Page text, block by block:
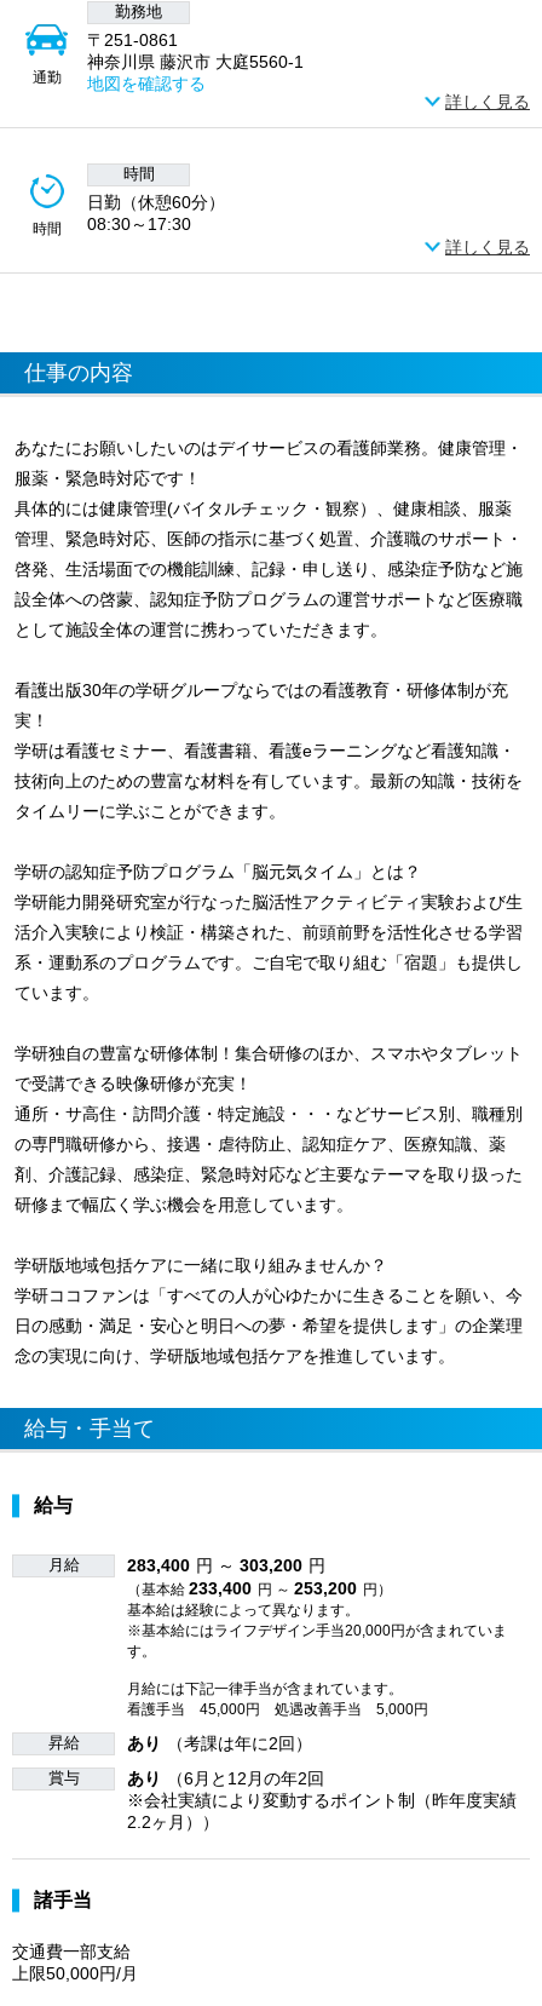
通勤
勤務地
〒251-0861
神奈川県 藤沢市 大庭5560-1
地図を確認する
詳しく見る
時間
時間
日勤（休憩60分）
08:30～17:30
詳しく見る
仕事の内容
あなたにお願いしたいのはデイサービスの看護師業務。健康管理・
服薬・緊急時対応です！
具体的には健康管理(バイタルチェック・観察）、健康相談、服薬
管理、緊急時対応、医師の指示に基づく処置、介護職のサポート・
啓発、生活場面での機能訓練、記録・申し送り、感染症予防など施
設全体への啓蒙、認知症予防プログラムの運営サポートなど医療職
として施設全体の運営に携わっていただきます。
看護出版30年の学研グループならではの看護教育・研修体制が充
実！
学研は看護セミナー、看護書籍、看護eラーニングなど看護知識・
技術向上のための豊富な材料を有しています。最新の知識・技術を
タイムリーに学ぶことができます。
学研の認知症予防プログラム「脳元気タイム」とは？
学研能力開発研究室が行なった脳活性アクティビティ実験および生
活介入実験により検証・構築された、前頭前野を活性化させる学習
系・運動系のプログラムです。ご自宅で取り組む「宿題」も提供し
ています。
学研独自の豊富な研修体制！集合研修のほか、スマホやタブレット
で受講できる映像研修が充実！
通所・サ高住・訪問介護・特定施設・・・などサービス別、職種別
の専門職研修から、接遇・虐待防止、認知症ケア、医療知識、薬
剤、介護記録、感染症、緊急時対応など主要なテーマを取り扱った
研修まで幅広く学ぶ機会を用意しています。
学研版地域包括ケアに一緒に取り組みませんか？
学研ココファンは「すべての人が心ゆたかに生きることを願い、今
日の感動・満足・安心と明日への夢・希望を提供します」の企業理
念の実現に向け、学研版地域包括ケアを推進しています。
給与・手当て
給与
月給 283,400 円 ～ 303,200 円
（基本給 233,400 円 ～ 253,200 円）
基本給は経験によって異なります。
※基本給にはライフデザイン手当20,000円が含まれていま
す。
月給には下記一律手当が含まれています。
看護手当 45,000円 処遇改善手当 5,000円
昇給 あり （考課は年に2回）
賞与 あり
（6月と12月の年2回
※会社実績により変動するポイント制（昨年度実績
2.2ヶ月））
諸手当
交通費一部支給
上限50,000円/月